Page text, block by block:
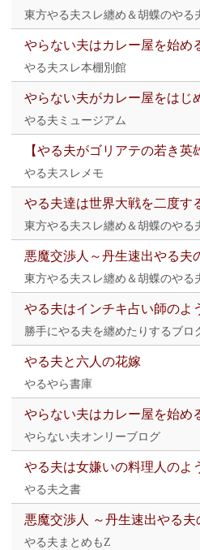
東方やる夫スレ纏め＆胡蝶のやる
やらない夫はカレー屋を始め
やる夫スレ本棚別館
やらない夫がカレー屋をはじ
やる夫ミュージアム
【やる夫がゴリアテの若き英
やる夫スレメモ
やる夫達は世界大戦を二度す
東方やる夫スレ纏め＆胡蝶のやる
悪魔交渉人～丹生速出やる夫
東方やる夫スレ纏め＆胡蝶のやる
やる夫はインチキ占い師のよ
勝手にやる夫を纏めたりするブロ
やる夫と六人の花嫁
やるやら書庫
やらない夫はカレー屋を始め
やらない夫オンリーブログ
やる夫は女嫌いの料理人のよ
やる夫之書
悪魔交渉人 ～丹生速出やる夫
やる夫まとめもZ